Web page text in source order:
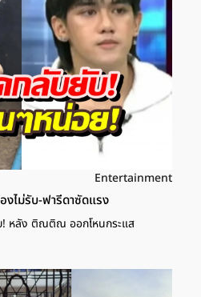
Entertainment
ไม่รับ-ฟารีดาซัดแรง
! หลัง ติณติณ ออกโหนกระแส